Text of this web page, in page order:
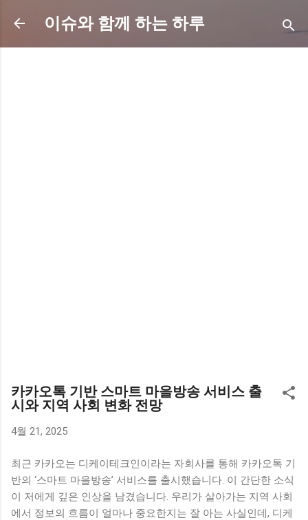
기본 콘텐츠로 건너뛰기
이슈와 함께 하는 하루
카카오톡 기반 스마트 마을방송 서비스 출
시와 지역 사회 변화 전망
4월 21, 2025
최근 카카오는 디케이테크인이라는 자회사를 통해 카카오톡 기
반의 ‘스마트 마을방송’ 서비스를 출시했습니다. 이 간단한 소식
이 저에게 깊은 인상을 남겼습니다. 우리가 살아가는 지역 사회
에서 정보의 흐름이 얼마나 중요한지는 잘 아는 사실인데, 디케